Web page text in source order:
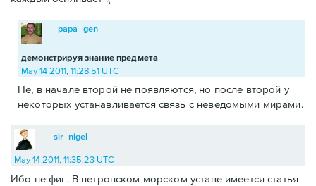
демонстрируя знание предмета
papa_gen
May 14 2011, 11:28:51 UTC
Не, в начале второй не появляются, но после второй у
некоторых устанавливается связь с неведомыми мирами.
sir_nigel
May 14 2011, 11:35:23 UTC
Ибо не фиг. В петровском морском уставе имеется статья